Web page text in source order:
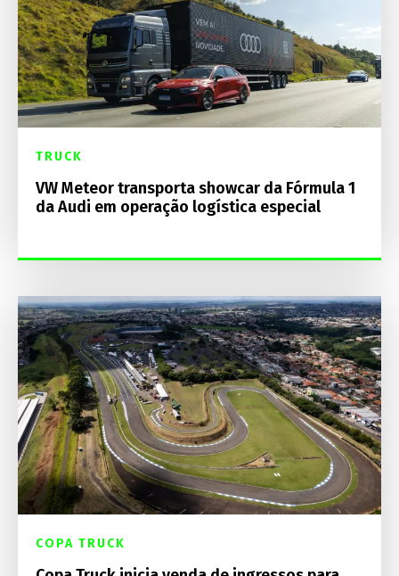
TRUCK
VW Meteor transporta showcar da Fórmula 1
da Audi em operação logística especial
COPA TRUCK